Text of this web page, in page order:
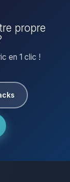
propre
en 1 clic !